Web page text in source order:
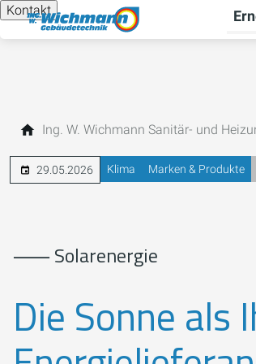
Kontakt
Ing. W. Wichmann Sanitär- und
29.05.2026 Klima Marken & Produkte
⸺ Solarenergie
Die Sonne als